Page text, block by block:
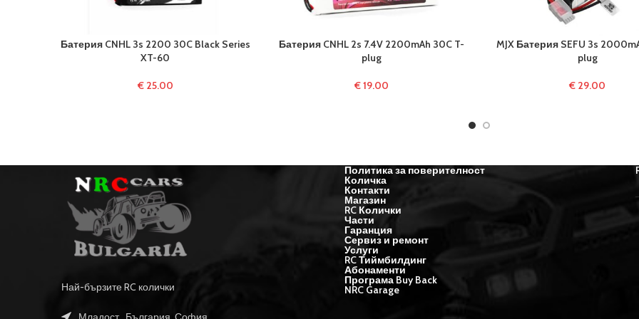
Батерия CNHL 3s 2200 30C Black Series
XT-60
€25.00
Батерия CNHL 2s 7.4V 2200mAh 30C T-
plug
€19.00
MJX Батерия SEFU 3s
plug
€ 29.00
Най-бързите RC колички
Политика за поверителност
Количка
Контакти
Магазин
RC Колички
Части
Гаранция
Сервиз и ремонт
Услуги
RC Тиймбилдинг
Абонаменти
Програма Buy Back
NRC Garage